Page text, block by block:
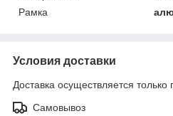
Рамка
Условия доставки
Доставка осуществляется только
Самовывоз